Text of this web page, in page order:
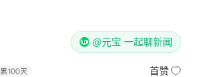
@元宝 一起聊新闻
首赞